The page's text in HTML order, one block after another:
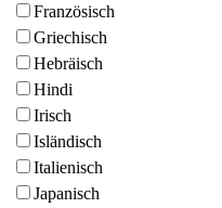
Französisch
Griechisch
Hebräisch
Hindi
Irisch
Isländisch
Italienisch
Japanisch